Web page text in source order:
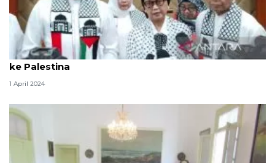
Menlu: Indonesia cari jalan untuk salurkan bantuan
ke Palestina
1 April 2024